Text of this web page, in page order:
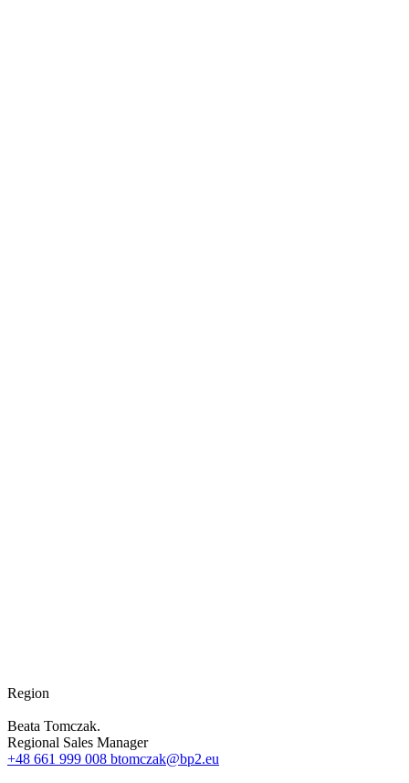
Region
Beata Tomczak.
Regional Sales Manager
+48 661 999 008 btomczak@bp2.eu